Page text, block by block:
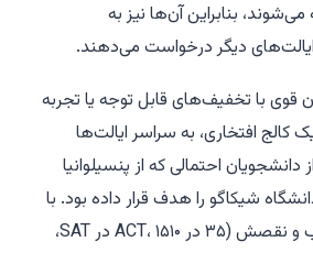
بنابراین آن‌ها نیز به
دیگر درخواست می‌دهند.
قوی با تخفیف‌های قابل توجه یا تجربه
کالج افتخاری، به سراسر ایالت‌ها
احتمالی که از پنسیلوانیا
شیکاگو را هدف قرار داده بود. با
وجود آمار تقریباً بی‌عیب و نقصش (۳۵ در ACT، ۱۵۱۰ در SAT،